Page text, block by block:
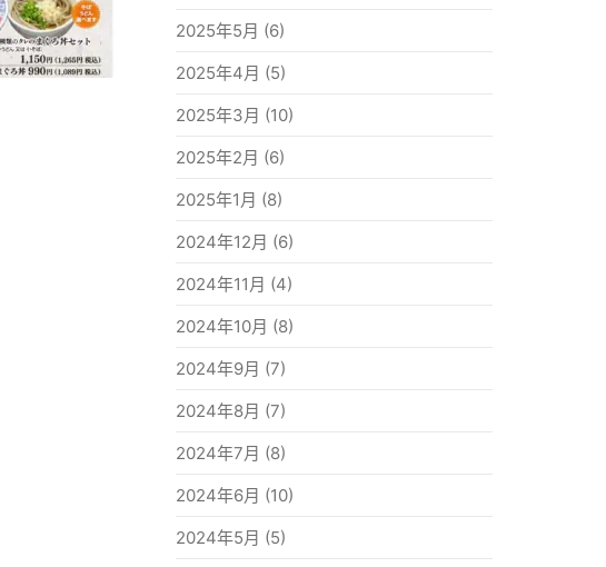
2025年5月 (6)
2025年4月 (5)
2025年3月 (10)
2025年2月 (6)
2025年1月 (8)
2024年12月 (6)
2024年11月 (4)
2024年10月 (8)
2024年9月 (7)
2024年8月 (7)
2024年7月 (8)
2024年6月 (10)
2024年5月 (5)